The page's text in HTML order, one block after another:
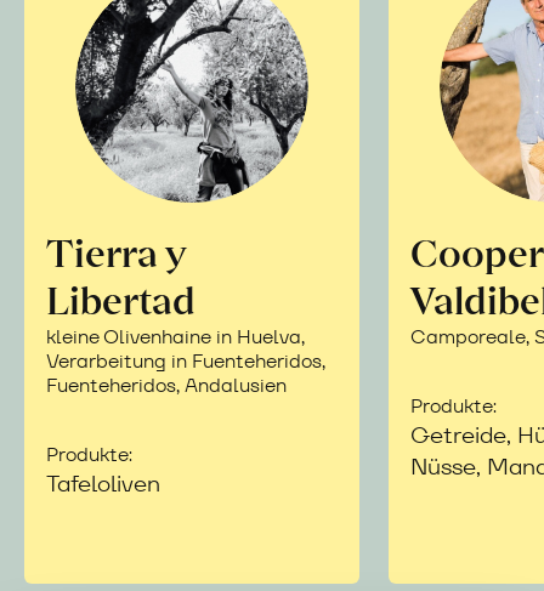
Tierra y
Libertad
kleine Olivenhaine in Huelva,
Verarbeitung in Fuenteheridos,
Fuenteheridos, Andalusien
Produkte:
Tafeloliven
Camporeale,
Produkte:
Getreide,
Nüsse,